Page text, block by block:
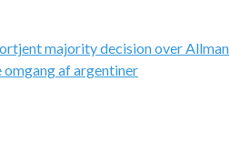
majority decision over Allman
af argentiner